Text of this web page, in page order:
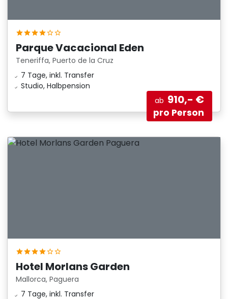
Parque Vacacional Eden
Teneriffa, Puerto de la Cruz
7 Tage, inkl. Transfer
Studio, Halbpension
ab 910,- €
pro Person
Hotel Morlans Garden
Mallorca, Paguera
7 Tage, inkl. Transfer